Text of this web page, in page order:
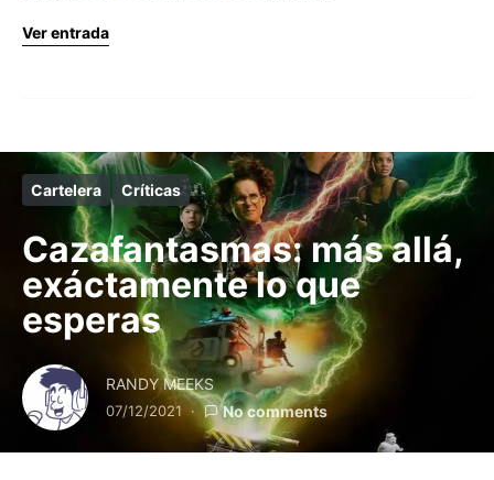
Ver entrada
Cartelera Críticas
Cazafantasmas: más allá,
exáctamente lo que
esperas
RANDY MEEKS
07/12/2021 No comments